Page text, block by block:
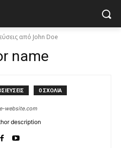
από John Doe
name
0 ΣΧΟΛΙΑ
website.com
description